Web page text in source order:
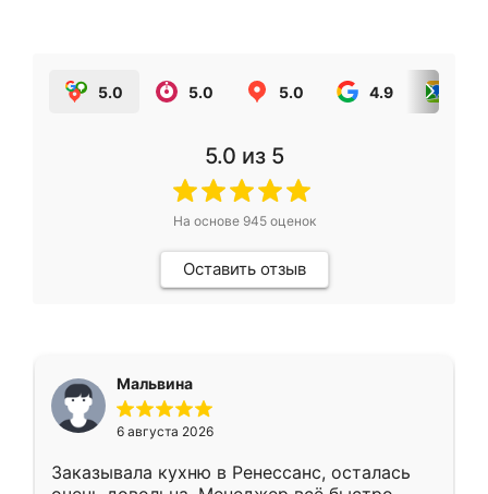
5.0 5.0 5.0 4.9
5.0 из 5
На основе 945оценок
Оставить отзыв
Мальвина
6 августа 2026
Заказывала кухню в Ренессанс, осталась